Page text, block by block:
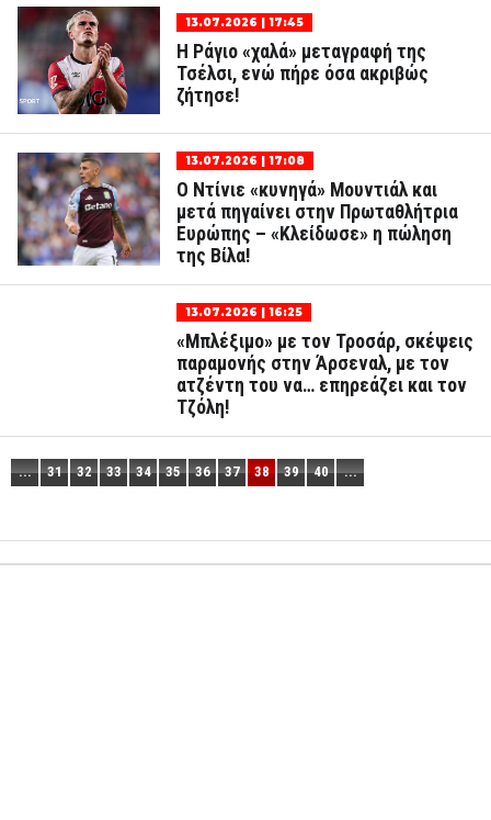
13.07.2026 | 17:45
Η Ράγιο «χαλά» μεταγραφή της
Τσέλσι, ενώ πήρε όσα ακριβώς
ζήτησε!
13.07.2026 | 17:08
Ο Ντίνιε «κυνηγά» Μουντιάλ και
μετά πηγαίνει στην Πρωταθλήτρια
Ευρώπης – «Κλείδωσε» η πώληση
της Βίλα!
13.07.2026 | 16:25
«Μπλέξιμο» με τον Τροσάρ, σκέψεις
παραμονής στην Άρσεναλ, με τον
ατζέντη του να… επηρεάζει και τον
Τζόλη!
... 31 32 33 34 35 36 37 38 39 40 ...